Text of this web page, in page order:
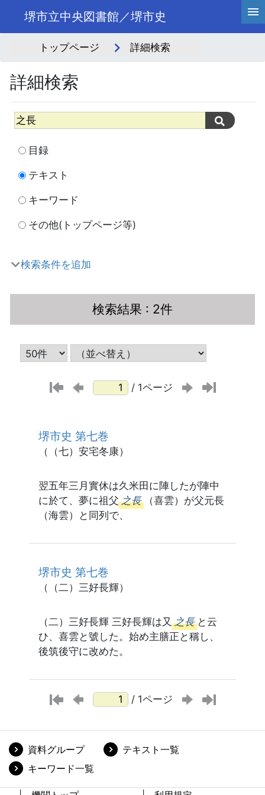
堺市立中央図書館／堺市史
トップページ 詳細検索
詳細検索
目録
テキスト
キーワード
その他(トップページ等)
検索条件を追加
検索結果 : 2件
/ 1ページ
堺市史 第七巻
（（七）安宅冬康）
翌五年三月實休は久米田に陣したが陣中
に於て、夢に祖父 之長
（喜雲）が父元長
（海雲）と同列で、
堺市史 第七巻
（（二）三好長輝）
（二）三好長輝 三好長輝は又 之長 と云
ひ、喜雲と號した。始め主膳正と稱し、
後筑後守に改めた。
/ 1ページ
資料グループ
テキスト一覧
キーワード一覧